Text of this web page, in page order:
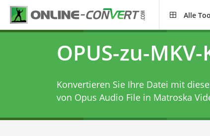
Alle
OPUS-zu-
Konvertieren Sie Ihre Datei mit
von Opus Audio File in Matroska